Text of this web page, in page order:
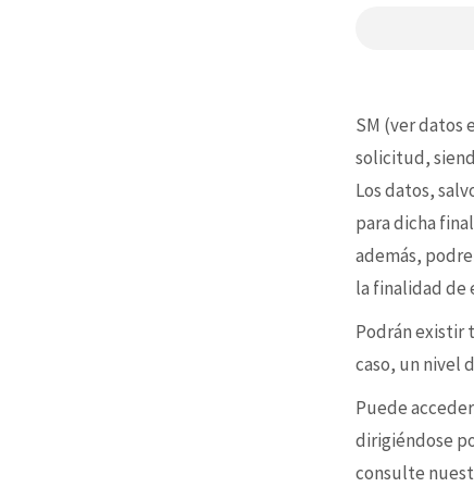
SM (ver datos
solicitud,
Los datos,
para dicha
además,
la finalidad de
Podrán existir
caso, un nivel
Puede
dirigiéndose
consulte